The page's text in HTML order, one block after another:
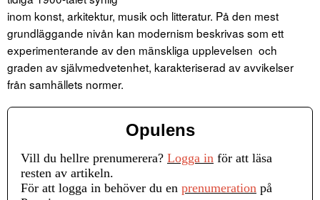
inom konst, arkitektur, musik och litteratur. På den mest
grundläggande nivån kan modernism beskrivas som ett
experimenterande av den mänskliga upplevelsen och
graden av självmedvetenhet, karakteriserad av avvikelser
från samhällets normer.
Opulens
Vill du hellre prenumerera? Logga in för att läsa
resten av artikeln.
För att logga in behöver du en prenumeration på